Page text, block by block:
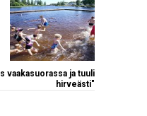
vaakasuorassa ja tuuli
hirveästi"